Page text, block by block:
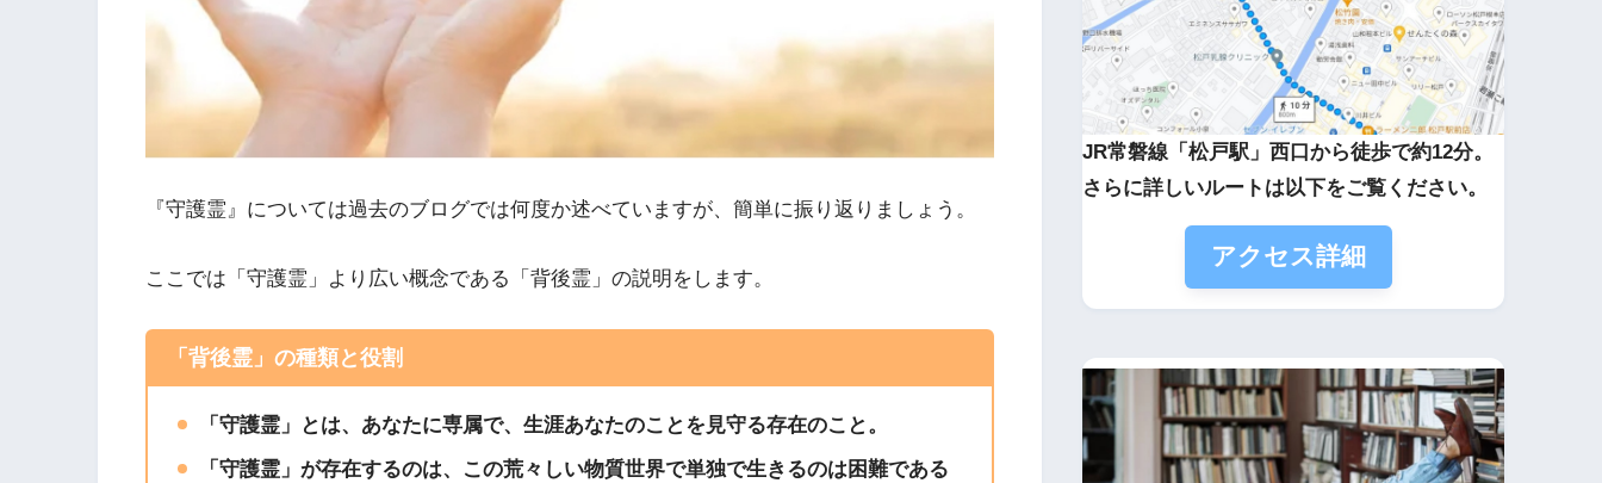
『守護霊』については過去のブログでは何度か述べていますが、簡単に振り返りましょう。
ここでは「守護霊」より広い概念である「背後霊」の説明をします。
「背後霊」の種類と役割
「守護霊」とは、あなたに専属で、生涯あなたのことを見守る存在のこと。
「守護霊」が存在するのは、この荒々しい物質世界で単独で生きるのは困難である
JR常磐線「松戸駅」西口から徒歩で約12分。
さらに詳しいルートは以下をご覧ください。
アクセス詳細